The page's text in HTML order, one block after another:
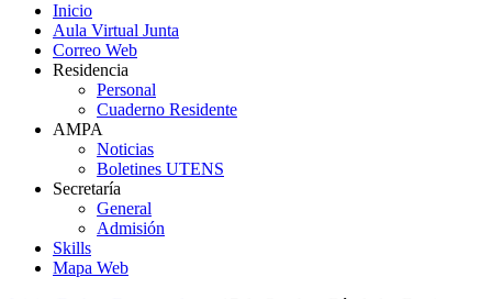
Inicio
Aula Virtual Junta
Correo Web
Residencia
Personal
Cuaderno Residente
AMPA
Noticias
Boletines UTENS
Secretaría
General
Admisión
Skills
Mapa Web